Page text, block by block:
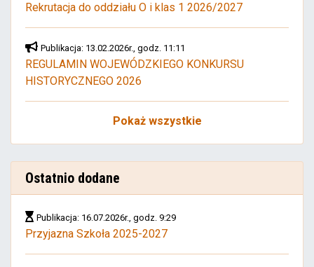
Rekrutacja do oddziału O i klas 1 2026/2027
Publikacja: 13.02.2026r., godz. 11:11
REGULAMIN WOJEWÓDZKIEGO KONKURSU
HISTORYCZNEGO 2026
Pokaż wszystkie
Ostatnio dodane
Publikacja: 16.07.2026r., godz. 9:29
Przyjazna Szkoła 2025-2027